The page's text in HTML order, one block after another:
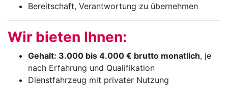
Bereitschaft, Verantwortung zu übernehmen
Wir bieten Ihnen:
Gehalt: 3.000 bis 4.000 € brutto monatlich, je
nach Erfahrung und Qualifikation
Dienstfahrzeug mit privater Nutzung